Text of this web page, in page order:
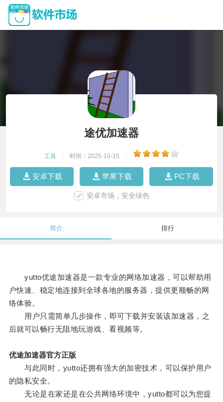
途优加速器
工具 时间：2025-10-15
安卓下载 苹果下载 PC下载
安卓市场，安全绿色
简介 排行
yutto优途加速器是一款专业的网络加速器，可以帮助用
户快速、稳定地连接到全球各地的服务器，提供更顺畅的网
络体验。
用户只需简单几步操作，即可下载并安装该加速器，之
后就可以畅行无阻地玩游戏、看视频等。
优途加速器官方正版
与此同时，yutto还拥有强大的加密技术，可以保护用户
的隐私安全。
无论是在家还是在公共网络环境中，yutto都可以为您提